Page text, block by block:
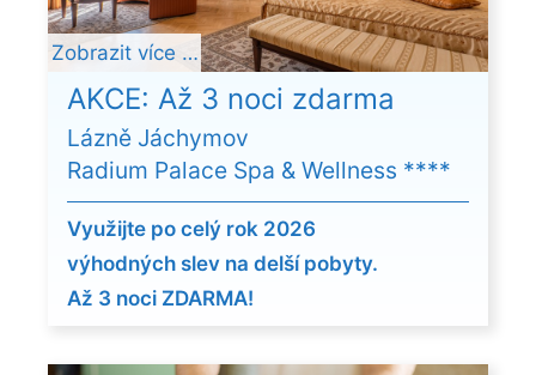
AKCE: Až 3 noci zdarma
Lázně Jáchymov
Radium Palace Spa & Wellness ****
Využijte po celý rok 2026
výhodných slev na delší pobyty.
Až 3 noci ZDARMA!
Zobrazit více …